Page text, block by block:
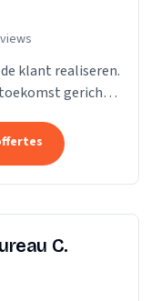
klant realiseren.
gericht.
C.